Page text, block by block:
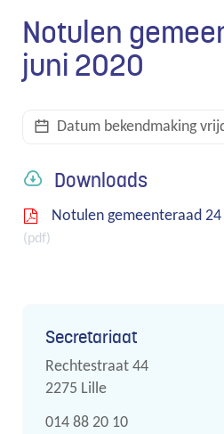
Notulen
juni 2020
Datum bekendmaking
Downloads
Notulen gemeenteraad
pdf
Contact
Secretariaat
Adres
Rechtestraat 44
,2275 Lille
Tel.
014 88 20 10